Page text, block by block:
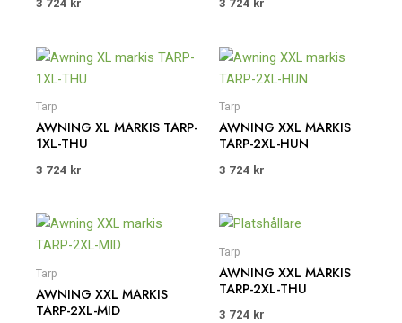
3 724 kr 3 724 kr
Tarp
AWNING XL MARKIS TARP-
1XL-THU
3 724 kr
Tarp
AWNING XXL MARKIS
TARP-2XL-HUN
3 724 kr
Tarp
AWNING XXL MARKIS
TARP-2XL-MID
Tarp
AWNING XXL MARKIS
TARP-2XL-THU
3 724 kr